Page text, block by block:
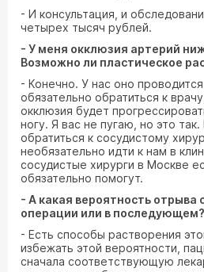
- И консультация, и
четырех тысяч рублей.
- У меня окклюзия артерий
Возможно ли пластическое
- Конечно. У нас оно
обязательно обратиться к
окклюзия будет
ногу. Я вас не пугаю, но это
обратиться к сосудистому
необязательно идти к нам в
сосудистые хирурги в Москве
обязательно помогут.
- А какая вероятность отрыва
операции или в последующем?
- Есть способы растворения
избежать этой вероятности,
сначала соответствующую